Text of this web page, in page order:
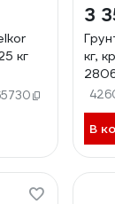
кг
3
кг,
В